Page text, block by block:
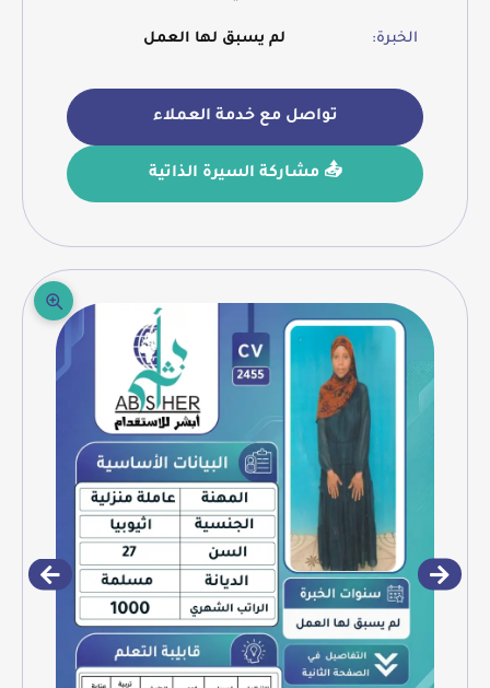
الخبرة: لم يسبق لها العمل
تواصل مع خدمة العملاء
📤 مشاركة السيرة الذاتية